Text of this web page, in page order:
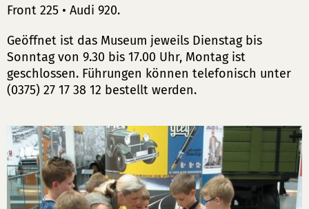
Front 225 • Audi 920.
Geöffnet ist das Museum jeweils Dienstag bis
Sonntag von 9.30 bis 17.00 Uhr, Montag ist
geschlossen. Führungen können telefonisch unter
(0375) 27 17 38 12 bestellt werden.